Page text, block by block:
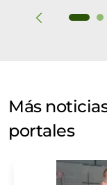
Más
portales